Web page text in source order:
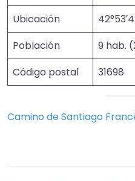
Ubicación
Población
9 hab.
Código postal
31698
Camino de Santiago